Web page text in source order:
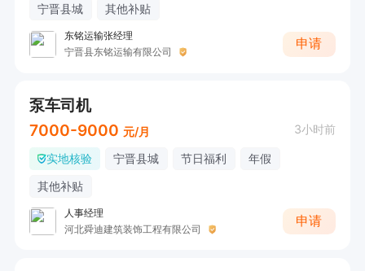
宁晋县城 其他补贴
东铭运输张经理
宁晋县东铭运输有限公司
申请
泵车司机
7000-9000 元/月 3小时前
实地核验 宁晋县城 节日福利
年假
其他补贴
人事经理
河北舜迪建筑装饰工程有限公司
申请